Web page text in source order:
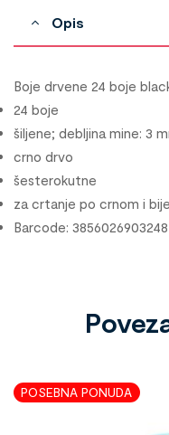
Opis
Boje drvene 24 boje
24 boje
šiljene; debljina mine: 3
crno drvo
šesterokutne
za crtanje po crnom i
Barcode: 3856026903248
POSEBNA PONUDA